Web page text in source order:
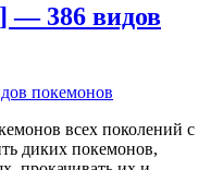
— 386 видов
всех поколений с
диких покемонов,